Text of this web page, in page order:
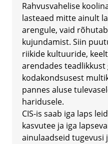
Rahvusvahelise
lasteaed mitte ainult
arengule, vaid
kujundamist. Siin
riikide kultuuride,
arendades teadlikkust
kodakondsusest
pannes aluse
haridusele.
CIS-is saab iga laps
kasvutee ja iga
ainulaadseid tugevusi